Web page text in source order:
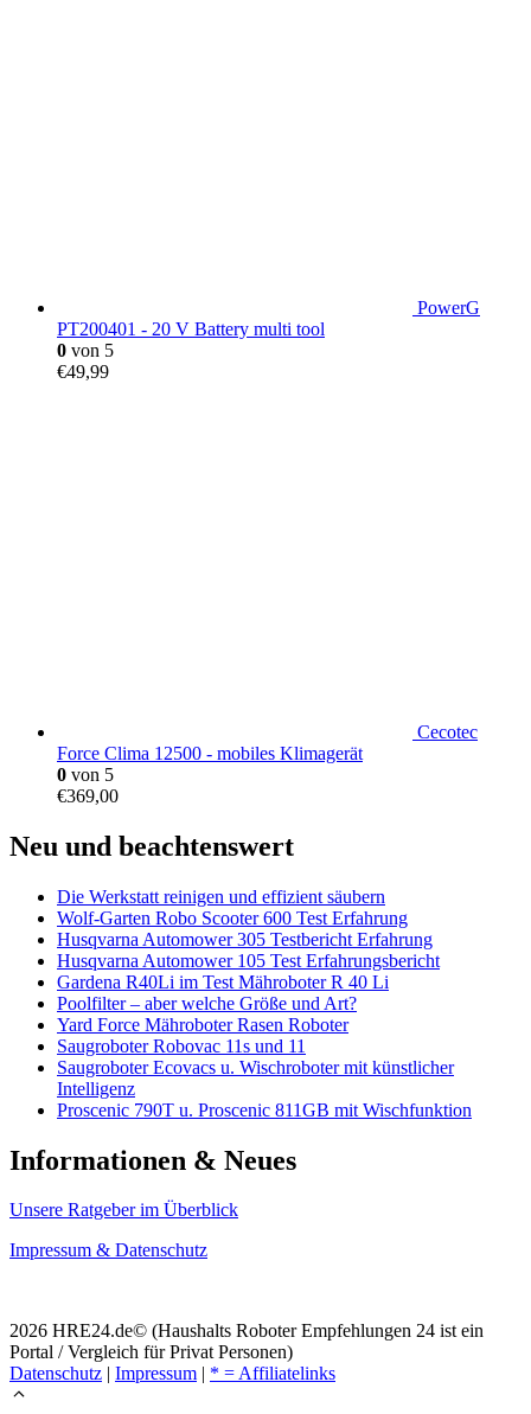
PowerG
PT200401 - 20 V Battery multi tool
0 von 5
€49,99
Cecotec
Force Clima 12500 - mobiles Klimagerät
0 von 5
€369,00
Neu und beachtenswert
Die Werkstatt reinigen und effizient säubern
Wolf-Garten Robo Scooter 600 Test Erfahrung
Husqvarna Automower 305 Testbericht Erfahrung
Husqvarna Automower 105 Test Erfahrungsbericht
Gardena R40Li im Test Mähroboter R 40 Li
Poolfilter – aber welche Größe und Art?
Yard Force Mähroboter Rasen Roboter
Saugroboter Robovac 11s und 11
Saugroboter Ecovacs u. Wischroboter mit künstlicher
Intelligenz
Proscenic 790T u. Proscenic 811GB mit Wischfunktion
Informationen & Neues
Unsere Ratgeber im Überblick
Impressum & Datenschutz
2026 HRE24.de© (Haushalts Roboter Empfehlungen 24 ist ein
Portal / Vergleich für Privat Personen)
Datenschutz | Impressum | * = Affiliatelinks